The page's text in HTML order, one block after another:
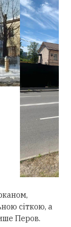
сіткою, а
Перов.